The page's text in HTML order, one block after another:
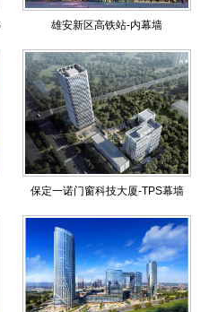
雄安新区高铁站-内幕墙
保定一诺门窗科技大厦-TPS幕墙